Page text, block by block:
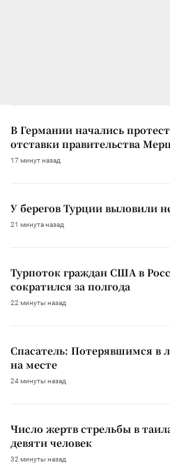
В Германии начались
отставки правительства
17 минут назад
У берегов Турции выловили
21 минута назад
Турпоток граждан США в
сократился за полгода
22 минуты назад
Спасатель: Потерявшимся в
на месте
24 минуты назад
Число жертв стрельбы в
девяти человек
32 минуты назад